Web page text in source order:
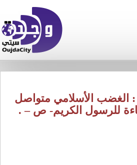
وجدة 12/02/2006 : الغضب الأسلامي متواصل
للرسول الكريم- ص – .